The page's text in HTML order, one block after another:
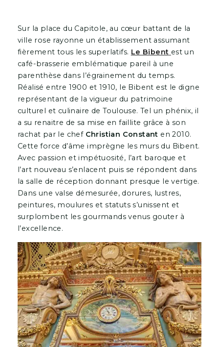
Sur la place du Capitole, au cœur battant de la
ville rose rayonne un établissement assumant
fièrement tous les superlatifs. Le Bibent est un
café-brasserie emblématique pareil à une
parenthèse dans l’égrainement du temps.
Réalisé entre 1900 et 1910, le Bibent est le digne
représentant de la vigueur du patrimoine
culturel et culinaire de Toulouse. Tel un phénix, il
a su renaitre de sa mise en faillite grâce à son
rachat par le chef Christian Constant en 2010.
Cette force d’âme imprègne les murs du Bibent.
Avec passion et impétuosité, l’art baroque et
l’art nouveau s’enlacent puis se répondent dans
la salle de réception donnant presque le vertige.
Dans une valse démesurée, dorures, lustres,
peintures, moulures et statuts s’unissent et
surplombent les gourmands venus gouter à
l’excellence.